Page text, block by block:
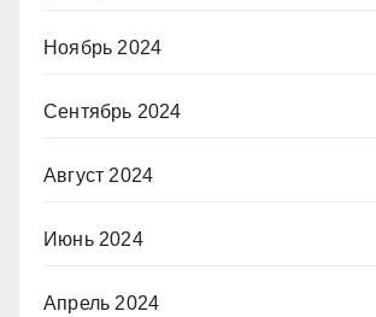
Ноябрь 2024
Сентябрь 2024
Август 2024
Июнь 2024
Апрель 2024